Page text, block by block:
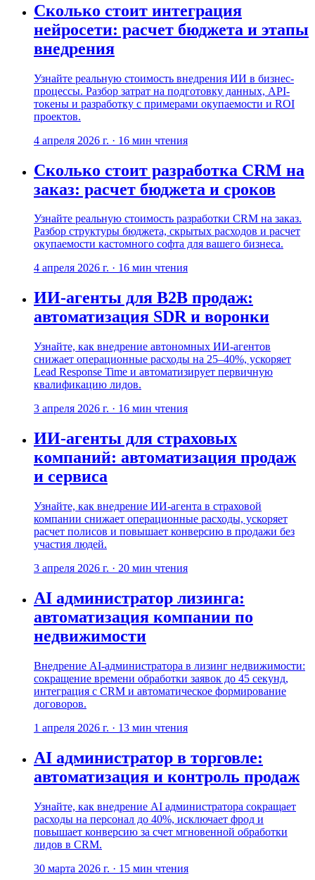
Сколько стоит интеграция
нейросети: расчет бюджета и этапы
внедрения
Узнайте реальную стоимость внедрения ИИ в бизнес-
процессы. Разбор затрат на подготовку данных, API-
токены и разработку с примерами окупаемости и ROI
проектов.
4 апреля 2026 г. · 16 мин чтения
Сколько стоит разработка CRM на
заказ: расчет бюджета и сроков
Узнайте реальную стоимость разработки CRM на заказ.
Разбор структуры бюджета, скрытых расходов и расчет
окупаемости кастомного софта для вашего бизнеса.
4 апреля 2026 г. · 16 мин чтения
ИИ-агенты для B2B продаж:
автоматизация SDR и воронки
Узнайте, как внедрение автономных ИИ-агентов
снижает операционные расходы на 25–40%, ускоряет
Lead Response Time и автоматизирует первичную
квалификацию лидов.
3 апреля 2026 г. · 16 мин чтения
ИИ-агенты для страховых
компаний: автоматизация продаж
и сервиса
Узнайте, как внедрение ИИ-агента в страховой
компании снижает операционные расходы, ускоряет
расчет полисов и повышает конверсию в продажи без
участия людей.
3 апреля 2026 г. · 20 мин чтения
AI администратор лизинга:
автоматизация компании по
недвижимости
Внедрение AI-администратора в лизинг недвижимости:
сокращение времени обработки заявок до 45 секунд,
интеграция с CRM и автоматическое формирование
договоров.
1 апреля 2026 г. · 13 мин чтения
AI администратор в торговле:
автоматизация и контроль продаж
Узнайте, как внедрение AI администратора сокращает
расходы на персонал до 40%, исключает фрод и
повышает конверсию за счет мгновенной обработки
лидов в CRM.
30 марта 2026 г. · 15 мин чтения